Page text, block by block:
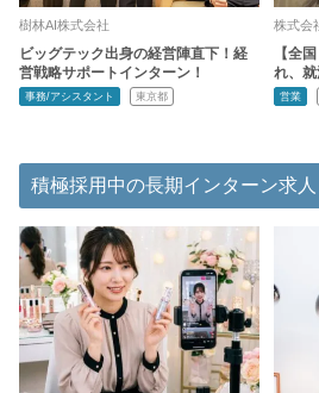
樹林AI株式会社
ビッグテック出身の経営陣直下！経
営戦略サポートインターン！
事務/アシスタント 東京都
株式会
【全
れ、
営業
積極採用中の長期インターン求人